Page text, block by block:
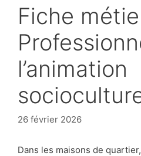
Fiche métier
l’animation
26 février 2026
Dans les maisons de